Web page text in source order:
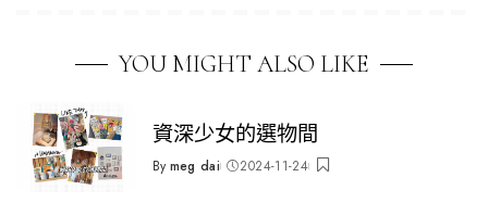
YOU MIGHT ALSO LIKE
資深少女的選物間
Posted
By meg dai 2024-11-24